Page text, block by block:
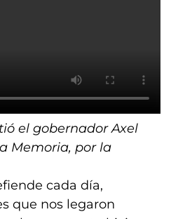
el gobernador Axel
Memoria, por la
cada día,
que nos legaron